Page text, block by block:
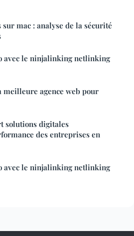
mac : analyse de la sécurité
avec le ninjalinking netlinking
agence web pour
solutions digitales
des entreprises en
avec le ninjalinking netlinking